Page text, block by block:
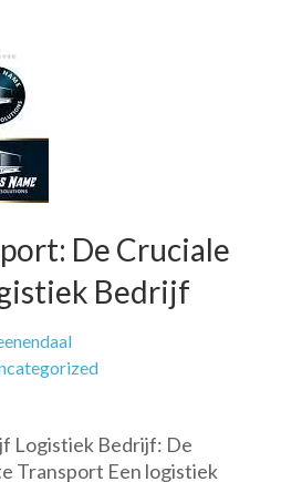
De Cruciale
Bedrijf
Logistiek Bedrijf: De
Transport Een logistiek